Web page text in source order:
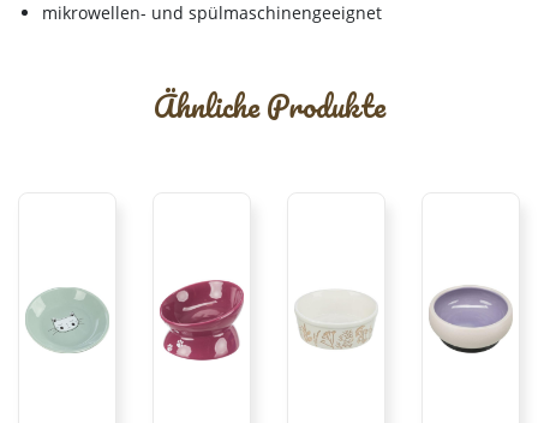
mikrowellen- und spülmaschinengeeignet
Ähnliche Produkte